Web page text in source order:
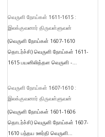
வெருளி நோய்கள் 1611-1615 :
இலக்குவனார் திருவள்ளுவன்
(வெருளி நோய்கள் 1607-1610
தொடர்ச்சி) வெருளி நோய்கள் 1611-
1615 பயனிலித்தள வெருளி -...
வெருளி நோய்கள் 1607-1610 :
இலக்குவனார் திருவள்ளுவன்
(வெருளி நோய்கள் 1601-1606
தொடர்ச்சி) வெருளி நோய்கள் 1607-
1610 பந்தய ஊர்தி வெருளி...